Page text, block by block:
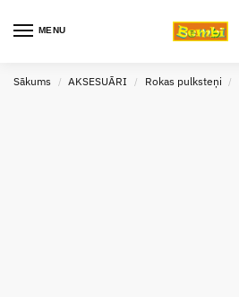
MENU
Sākums / AKSESUĀRI / Rokas pulksteņi /